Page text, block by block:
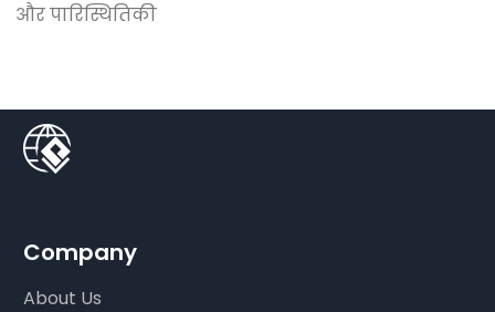
और पारिस्थितिकी
Company
About Us